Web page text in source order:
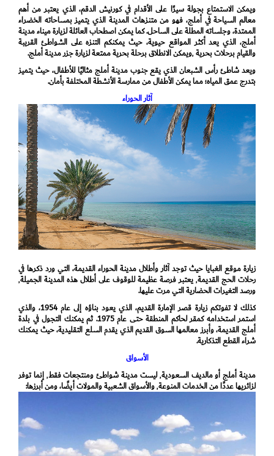
ويمكن الاستمتاع بجولة سيرًا على الأقدام في كورنيش الدقم، الذي يعتبر من أهم
معالم السياحة في أملج، فهو من متنزهات المدينة الذي يتميز بمساحاته الخضراء
الممتدة، وجلساته المطلة على الساحل. كما يمكن اصطحاب العائلة لزيارة ميناء مدينة
أملج، الذي يعد أكثر المواقع حيوية، حيث يمكنكم التنزه على الشواطئ القريبة
والقيام برحلات بحرية ٬ويمكن الانطلاق برحلة بحرية ممتعة لزيارة جزر مدينة أملج.
ويعد شاطئ رأس الشبعان الذي يقع جنوب مدينة أملج مثاليًا للأطفال، حيث يتميز
بتدرج عمق المياه؛ مما يمكن الأطفال من ممارسة الأنشطة المختلفة بأمان.
آثار الحوراء
زيارة موقع الغبايا حيث توجد آثار وأطلال مدينة الحوراء القديمة، التي ورد ذكرها في
رحلات الحج القديمة٬ يعتبر فرصة عظيمة للوقوف على أطلال هذه المدينة الجميلة٬
ورصد التغيرات الحضارية التي مرت عليها.
كذلك لا تفوتكم زيارة قصر الإمارة القديم، الذي يعود بناؤه إلى عام 1954، والذي
استمر استخدامه كمقر لحاكم المنطقة حتى عام 1975. ثم يمكنك التجول في بلدة
أملج القديمة، وأبرز معالمها السوق القديم الذي يقدم السلع التقليدية، حيث يمكنك
شراء القطع التذكارية.
الأسواق
مدينة أملج أو مالديف السعودية٬ ليست مدينة شواطئ ومنتجعات فقط٬ إنما توفر
لزائريها عددًا من الخدمات المنوعة٬ والأسواق الشعبية والمولات أيضًا، ومن أبرزها: